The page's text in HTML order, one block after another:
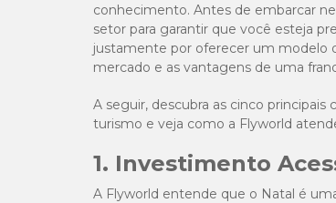
conhecimento. Antes de embarcar
setor para garantir que você esteja
justamente por oferecer um modelo
mercado e as vantagens de uma
A seguir, descubra as cinco
turismo e veja como a Flyworld
1. Investimento
A Flyworld entende que o Natal é